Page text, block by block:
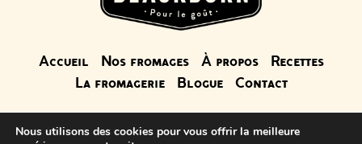
Accueil Nos fromages À propos
Recettes
La fromagerie
Blogue Contact
Nous utilisons des cookies pour vous offrir la meilleure